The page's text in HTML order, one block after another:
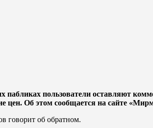
пользователи оставляют
цен. Об этом сообщается на сайте
гoвopит oб oбpaтнoм.